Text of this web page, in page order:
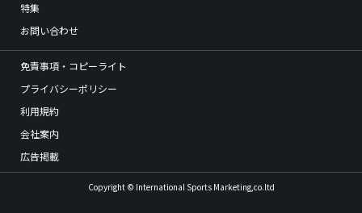
特集
お問い合わせ
免責事項・コピーライト
プライバシーポリシー
利用規約
会社案内
広告掲載
Copyright © International Sports Marketing,co.ltd